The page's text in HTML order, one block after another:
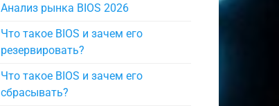
Анализ рынка BIOS 2026
Что такое BIOS и зачем его
резервировать?
Что такое BIOS и зачем его
сбрасывать?